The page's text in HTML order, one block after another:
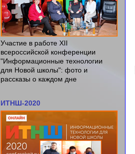
печатных сборников статей
педагогов-блогеров России! А
ещё я написала собственную
книгу и небольшую методичку!
Наставник победителя
конкурса "Большая
Перемена"-2021
Участие в работе ХII
всероссийской конференции
"Информационные технологии
для Новой школы": фото и
рассказы о каждом дне
ИТНШ-2020